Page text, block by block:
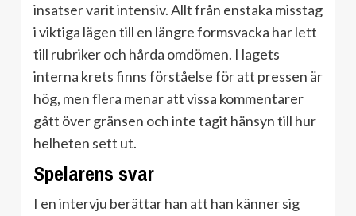
insatser varit intensiv. Allt från enstaka misstag
i viktiga lägen till en längre formsvacka har lett
till rubriker och hårda omdömen. I lagets
interna krets finns förståelse för att pressen är
hög, men flera menar att vissa kommentarer
gått över gränsen och inte tagit hänsyn till hur
helheten sett ut.
Spelarens svar
I en intervju berättar han att han känner sig